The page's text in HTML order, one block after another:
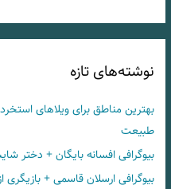
نوشته‌های تازه
بهترین مناطق برای ویلاهای
طبیعت
بیوگرافی افسانه بایگان + دختر
بیوگرافی ارسلان قاسمی + بازیگری